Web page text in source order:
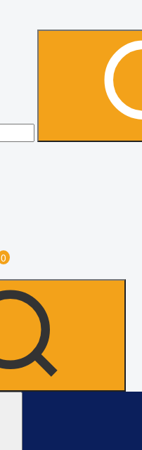
0